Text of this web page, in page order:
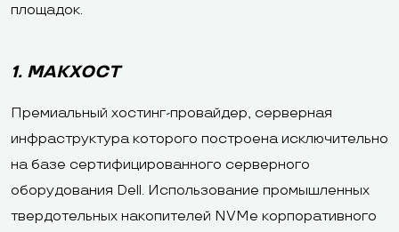
площадок.
1. МАКХОСТ
Премиальный хостинг-провайдер, серверная
инфраструктура которого построена исключительно
на базе сертифицированного серверного
оборудования Dell. Использование промышленных
твердотельных накопителей NVMe корпоративного